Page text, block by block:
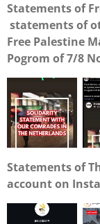
Statements of
statements of
Free Palestine
Pogrom of 7/8
Statements of
account on